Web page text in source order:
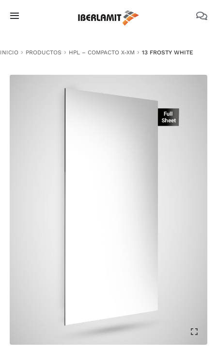
Toggle
NOSOTROS
INICIO PRODUCTOS HPL – COMPACTO X-XM 13 FROSTY WHITE